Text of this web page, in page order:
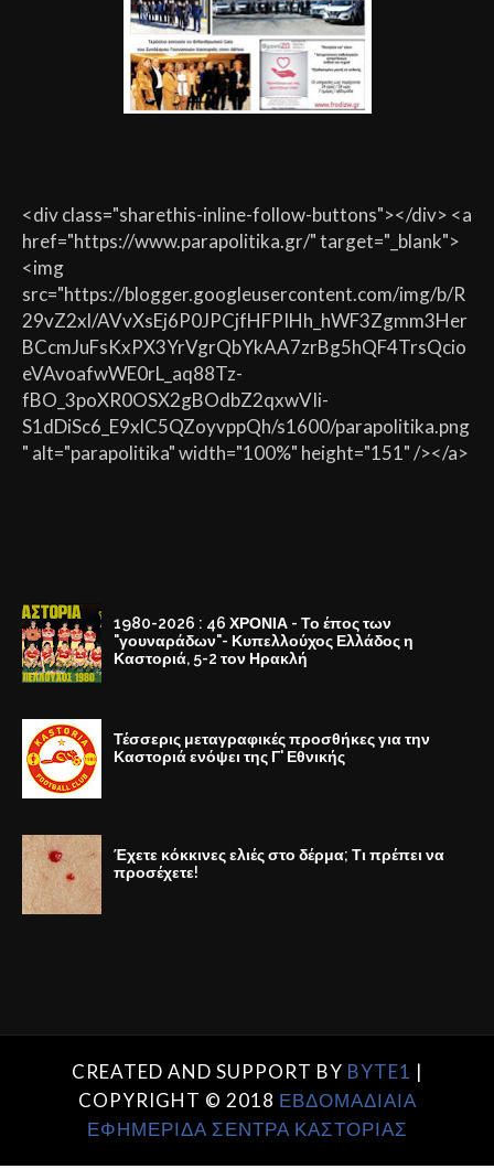
<div class="sharethis-inline-follow-buttons"></div> <a
href="https://www.parapolitika.gr/" target="_blank">
<img
src="https://blogger.googleusercontent.com/img/b/R
29vZ2xl/AVvXsEj6P0JPCjfHFPIHh_hWF3Zgmm3Her
BCcmJuFsKxPX3YrVgrQbYkAA7zrBg5hQF4TrsQcio
eVAvoafwWE0rL_aq88Tz-
fBO_3poXR0OSX2gBOdbZ2qxwVIi-
S1dDiSc6_E9xlC5QZoyvppQh/s1600/parapolitika.png
" alt="parapolitika" width="100%" height="151" /></a>
1980-2026 : 46 ΧΡΟΝΙΑ - Το έπος των
"γουναράδων"- Κυπελλούχος Ελλάδος η
Καστοριά, 5-2 τον Ηρακλή
Τέσσερις μεταγραφικές προσθήκες για την
Καστοριά ενόψει της Γ' Εθνικής
Έχετε κόκκινες ελιές στο δέρμα; Τι πρέπει να
προσέχετε!
CREATED AND SUPPORT BY BYTE1 |
COPYRIGHT © 2018 ΕΒΔΟΜΑΔΙΑΙΑ
ΕΦΗΜΕΡΙΔΑ ΣΕΝΤΡΑ ΚΑΣΤΟΡΙΑΣ